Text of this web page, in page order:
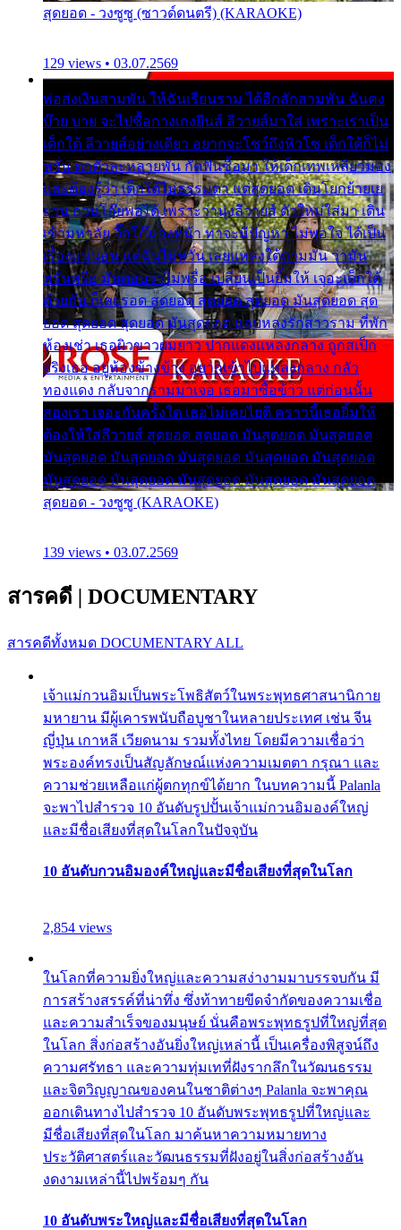
สุดยอด - วงซูซู (ซาวด์ดนตรี) (KARAOKE)
129 views • 03.07.2569
พ่อส่งเงินสามพัน ให้ฉันเรียนราม ได้อีกสักสามพัน ฉันคง
บ๊าย บาย จะไปซื้อกางเกงยีนส์ ลีวายส์มาใส่ เพราะเราเป็น
เด็กใต้ ลีวายส์อย่างเดียว อยากจะโชว์ถึงหิวโซ เด็กใต้ก็ไม่
หวั่น ตกตัวละหลายพัน กัดฟันซื้อมา ให้เด็กเทพเหลียวมอง
และต้องรู้ว่า เด็กใต้ไม่ธรรมดา แต่สุดยอด เดินโยกย้ายเย
ยวน กวนโอ๊ยพอได้ เพราะว่านุ่งลีวายส์ ตัวใหม่ใส่มา เดิน
เข้ามหาลัย จิ๊กโก๊มองหน้า ท่าจะมีปัญหา ไม่พอใจ ได้เป็น
เรื่องแน่นอน แต่ฉันไม่หวั่น เลยแหลงใต้ถามมัน ว่ามัน
พรั่นพรือ มันตอบว่าไม่พรื่อ เปลี่ยนเป็นยิ้มให้ เจอะเด็กใต้
ด้วยกัน ก็เลยรอด สุดยอด สุดยอด สุดยอด มันสุดยอด สุด
ยอด สุดยอด สุดยอด มันสุดยอด แอบหลงรักสาวราม ที่พัก
ห้องเช่า เธอผิวขาวผมยาว ปากแดงแหลงกลาง ถูกสเป็ก
จริงเธอ อยู่ห้องข้างข้าง อยากเข้าไปแหลงกลาง กลัว
ทองแดง กลับจากรามมาเจอ เธอมาซื้อข้าว แต่ก่อนนั้น
สองเรา เจอะกันครั้งใด เธอไม่เคยไยดี คราวนี้เธอยิ้มให้
ต้องให้ใส่ลีวายส์ สุดยอด สุดยอด มันสุดยอด มันสุดยอด
มันสุดยอด มันสุดยอด มันสุดยอด มันสุดยอด มันสุดยอด
มันสุดยอด มันสุดยอด มันสุดยอด มันสุดยอด มันสุดยอด
สุดยอด - วงซูซู (KARAOKE)
139 views • 03.07.2569
สารคดี | DOCUMENTARY
สารคดีทั้งหมด DOCUMENTARY ALL
เจ้าแม่กวนอิมเป็นพระโพธิสัตว์ในพระพุทธศาสนานิกาย
มหายาน มีผู้เคารพนับถือบูชาในหลายประเทศ เช่น จีน
ญี่ปุ่น เกาหลี เวียดนาม รวมทั้งไทย โดยมีความเชื่อว่า
พระองค์ทรงเป็นสัญลักษณ์แห่งความเมตตา กรุณา และ
ความช่วยเหลือแก่ผู้ตกทุกข์ได้ยาก ในบทความนี้ Palanla
จะพาไปสำรวจ 10 อันดับรูปปั้นเจ้าแม่กวนอิมองค์ใหญ่
และมีชื่อเสียงที่สุดในโลกในปัจจุบัน
10 อันดับกวนอิมองค์ใหญ่และมีชื่อเสียงที่สุดในโลก
2,854 views
ในโลกที่ความยิ่งใหญ่และความสง่างามมาบรรจบกัน มี
การสร้างสรรค์ที่น่าทึ่ง ซึ่งท้าทายขีดจำกัดของความเชื่อ
และความสำเร็จของมนุษย์ นั่นคือพระพุทธรูปที่ใหญ่ที่สุด
ในโลก สิ่งก่อสร้างอันยิ่งใหญ่เหล่านี้ เป็นเครื่องพิสูจน์ถึง
ความศรัทธา และความทุ่มเทที่ฝังรากลึกในวัฒนธรรม
และจิตวิญญาณของคนในชาติต่างๆ Palanla จะพาคุณ
ออกเดินทางไปสำรวจ 10 อันดับพระพุทธรูปที่ใหญ่และ
มีชื่อเสียงที่สุดในโลก มาค้นหาความหมายทาง
ประวัติศาสตร์และวัฒนธรรมที่ฝังอยู่ในสิ่งก่อสร้างอัน
งดงามเหล่านี้ไปพร้อมๆ กัน
10 อันดับพระใหญ่และมีชื่อเสียงที่สุดในโลก